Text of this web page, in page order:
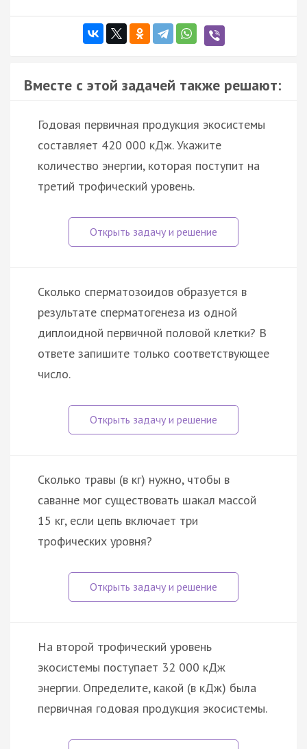
Вместе с этой задачей также решают:
Годовая первичная продукция экосистемы
составляет 420 000 кДж. Укажите
количество энергии, которая поступит на
третий трофический уровень.
Сколько сперматозоидов образуется в
результате сперматогенеза из одной
диплоидной первичной половой клетки? В
ответе запишите только соответствующее
число.
Сколько травы (в кг) нужно, чтобы в
саванне мог существовать шакал массой
15 кг, если цепь включает три
трофических уровня?
На второй трофический уровень
экосистемы поступает 32 000 кДж
энергии. Определите, какой (в кДж) была
первичная годовая продукция экосистемы.